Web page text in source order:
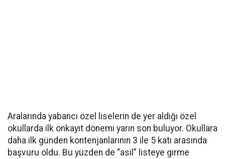
Aralarında yabancı özel liselerin de yer aldığı özel
okullarda ilk önkayıt dönemi yarın son buluyor. Okullara
daha ilk günden kontenjanlarının 3 ile 5 katı arasında
başvuru oldu. Bu yüzden de “asil” listeye girme